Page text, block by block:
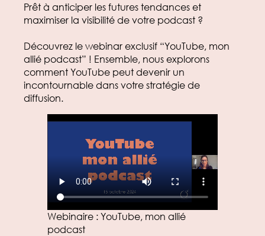
Prêt à anticiper les futures tendances et
maximiser la visibilité de votre podcast ?
Découvrez le webinar exclusif “YouTube, mon
allié podcast” ! Ensemble, nous explorons
comment YouTube peut devenir un
incontournable dans votre stratégie de
diffusion.
Webinaire : YouTube, mon allié
podcast